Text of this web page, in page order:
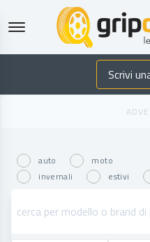
Scrivi
auto
moto
invernali
estivi